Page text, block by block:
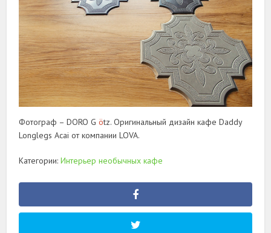
Фотограф – DORO G ötz. Оригинальный дизайн кафе Daddy
Longlegs Acai от компании LOVA.
Категории:Интерьер необычных кафе